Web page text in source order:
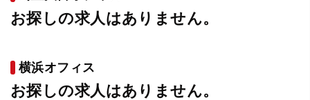
お探しの求人はありません。
横浜オフィス
お探しの求人はありません。